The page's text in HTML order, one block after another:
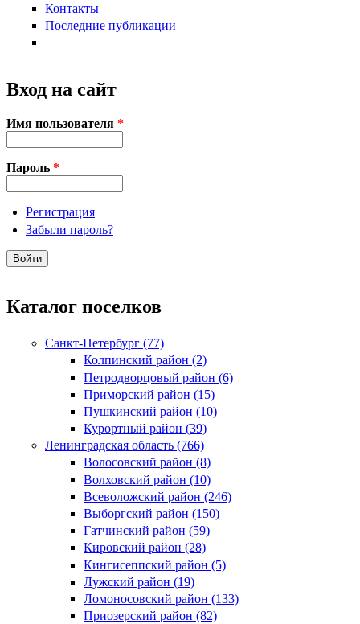
Контакты
Последние публикации
Вход на сайт
Имя пользователя *
Пароль *
Регистрация
Забыли пароль?
Каталог поселков
Санкт-Петербург (77)
Колпинский район (2)
Петродворцовый район (6)
Приморский район (15)
Пушкинский район (10)
Курортный район (39)
Ленинградская область (766)
Волосовский район (8)
Волховский район (10)
Всеволожский район (246)
Выборгский район (150)
Гатчинский район (59)
Кировский район (28)
Кингисеппский район (5)
Лужский район (19)
Ломоносовский район (133)
Приозерский район (82)